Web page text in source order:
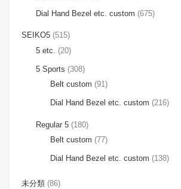
Dial Hand Bezel etc. custom (675)
SEIKO5 (515)
5 etc.
(20)
5 Sports (308)
Belt custom (91)
Dial Hand Bezel etc. custom (216)
Regular 5 (180)
Belt custom (77)
Dial Hand Bezel etc. custom (138)
未分類 (86)